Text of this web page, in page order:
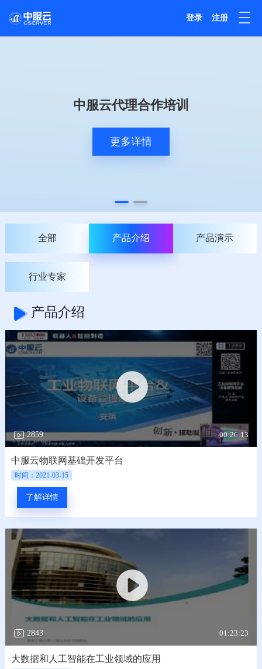
登录 注册
中服云代理合作培训
更多详情
全部 产品介绍 产品演示
行业专家
产品介绍
2859 00:26:13
中服云物联网基础开发平台
时间：2021-03-15
了解详情
2843 01:23:23
大数据和人工智能在工业领域的应用